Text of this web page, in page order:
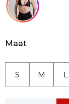
Maat
S M L